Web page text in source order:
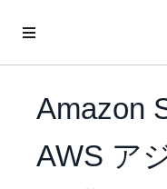
Amazon
AWS ア